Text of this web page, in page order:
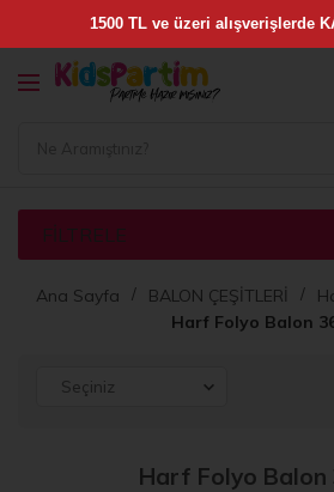
FILTRELE
Ana Sayfa BALON ÇEŞİTLERİ
Harf Folyo Balon
Harf Folyo Balon